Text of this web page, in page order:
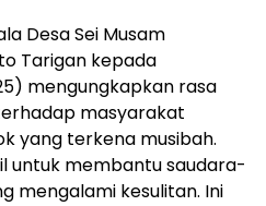
Desa Sei Musam
Tarigan kepada
mengungkapkan rasa
masyarakat
yang terkena musibah.
untuk membantu saudara-
mengalami kesulitan. Ini